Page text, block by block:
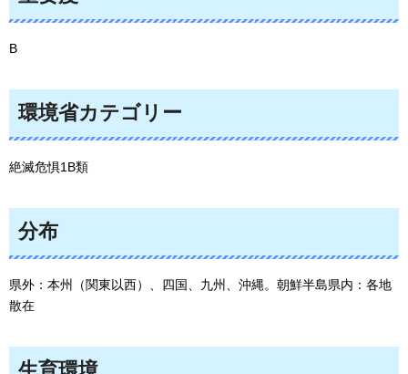
B
環境省カテゴリー
絶滅危惧1B類
分布
県外：本州（関東以西）、四国、九州、沖縄。朝鮮半島県内：各地
散在